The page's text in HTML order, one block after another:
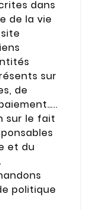
dans
de la vie
sur
de
sur le fait
et du
politique